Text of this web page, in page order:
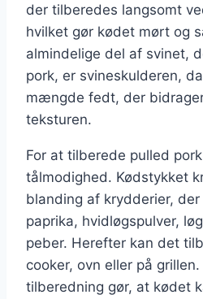
der tilberedes langsomt
hvilket gør kødet mørt og
almindelige del af svinet,
pork, er svineskulderen,
mængde fedt, der
teksturen.
For at tilberede pulled
tålmodighed. Kødstykket
blanding af krydderier,
paprika, hvidløgspulver,
peber. Herefter kan det
cooker, ovn eller på
tilberedning gør, at kødet